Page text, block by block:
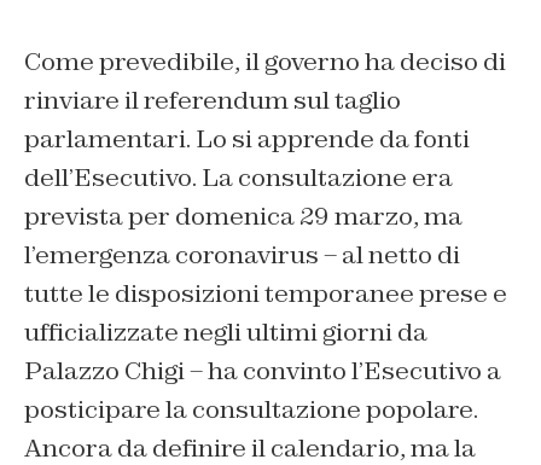
Come prevedibile, il governo ha deciso di
rinviare il referendum sul taglio
parlamentari. Lo si apprende da fonti
dell’Esecutivo. La consultazione era
prevista per domenica 29 marzo, ma
l’emergenza coronavirus – al netto di
tutte le disposizioni temporanee prese e
ufficializzate negli ultimi giorni da
Palazzo Chigi – ha convinto l’Esecutivo a
posticipare la consultazione popolare.
Ancora da definire il calendario, ma la